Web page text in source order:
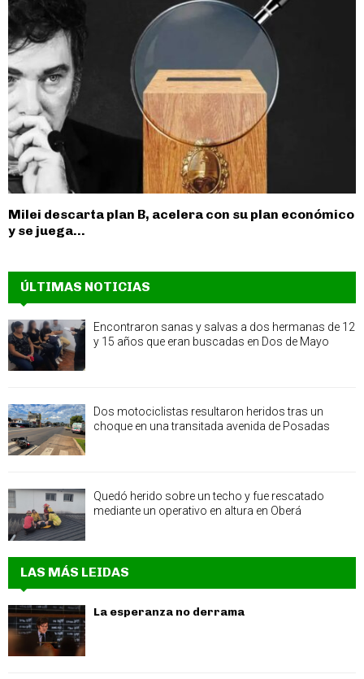
Milei descarta plan B, acelera con su plan económico
y se juega...
ÚLTIMAS NOTICIAS
Encontraron sanas y salvas a dos hermanas de 12
y 15 años que eran buscadas en Dos de Mayo
Dos motociclistas resultaron heridos tras un
choque en una transitada avenida de Posadas
Quedó herido sobre un techo y fue rescatado
mediante un operativo en altura en Oberá
LAS MÁS LEIDAS
La esperanza no derrama